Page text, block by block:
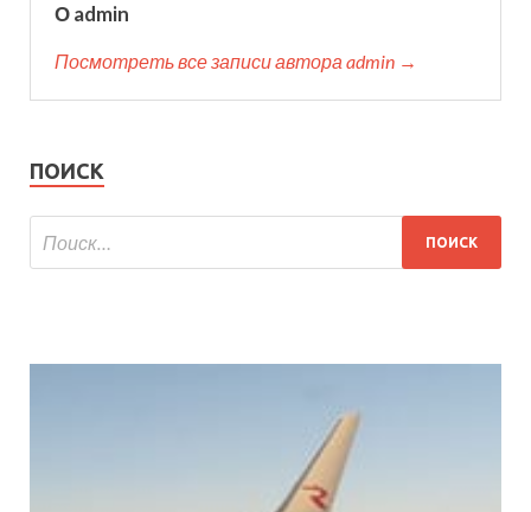
О admin
Посмотреть все записи автора admin →
ПОИСК